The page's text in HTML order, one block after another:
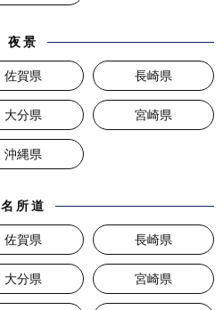
夜景
佐賀県 長崎県
大分県 宮崎県
沖縄県
名所道
佐賀県 長崎県
大分県 宮崎県